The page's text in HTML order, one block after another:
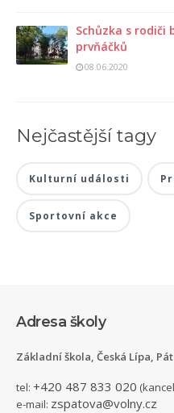
Schůzka s rodiči
prvňáčků
08.06.2020
Nejčastější tagy
Kulturní události
Sportovní akce
Adresa školy
Základní škola, Česká Lípa,
tel: +420 487 833 020
e-mail: zspatova@volny.cz